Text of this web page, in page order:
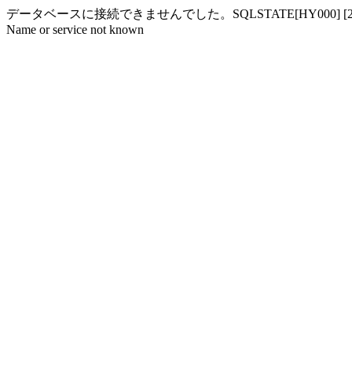
データベースに接続できませんでした。SQLSTATE[HY000]
Name or service not known